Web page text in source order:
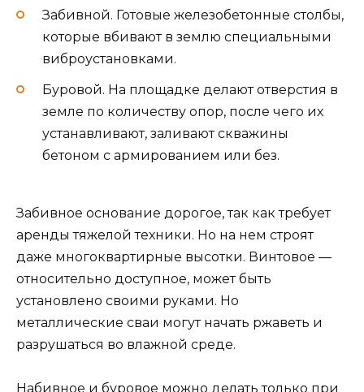
Забивной. Готовые железобетонные столбы,
которые вбивают в землю специальными
виброустановками.
Буровой. На площадке делают отверстия в
земле по количеству опор, после чего их
устанавливают, заливают скважины
бетоном с армированием или без.
Забивное основание дорогое, так как требует
аренды тяжелой техники. Но на нем строят
даже многоквартирные высотки. Винтовое —
относительно доступное, может быть
установлено своими руками. Но
металлические сваи могут начать ржаветь и
разрушаться во влажной среде.
Набивное и буровое можно делать только при